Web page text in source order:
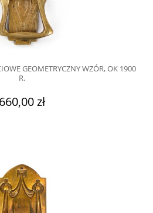
GEOMETRYCZNY WZÓR, OK 1900
R.
660,00 zł